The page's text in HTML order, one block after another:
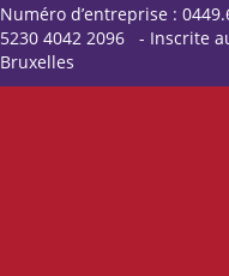
Numéro d’entreprise :
5230 4042 2096 - Inscrite
Bruxelles